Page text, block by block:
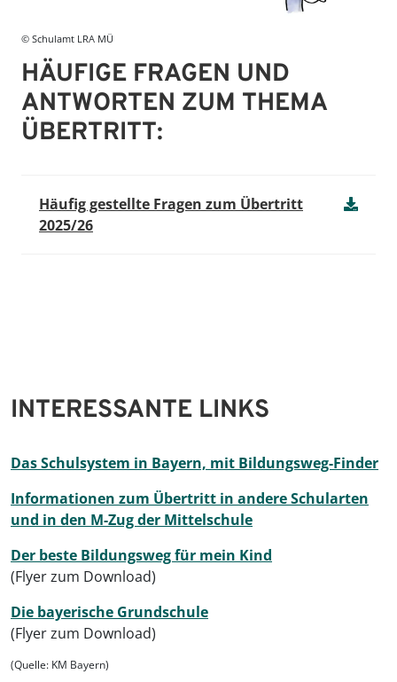
© Schulamt LRA MÜ
HÄUFIGE FRAGEN UND
ANTWORTEN ZUM THEMA
ÜBERTRITT:
Häufig gestellte Fragen zum Übertritt
2025/26
INTERESSANTE LINKS
Das Schulsystem in Bayern, mit Bildungsweg-Finder
Informationen zum Übertritt in andere Schularten
und in den M-Zug der Mittelschule
Der beste Bildungsweg für mein Kind
(Flyer zum Download)
Die bayerische Grundschule
(Flyer zum Download)
(Quelle: KM Bayern)